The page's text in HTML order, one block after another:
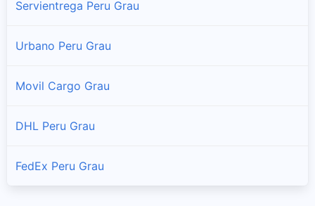
Sucursales y horarios Shalom en Pataypampa
Progreso
Sucursales y horarios Shalom en San Antonio
Servientrega Peru Grau
Urbano Peru Grau
Movil Cargo Grau
DHL Peru Grau
FedEx Peru Grau